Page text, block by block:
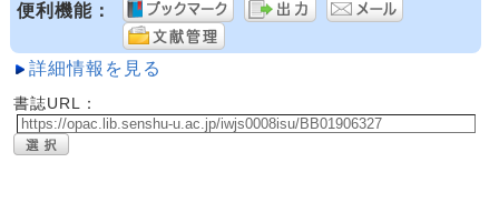
便利機能：
詳細情報を見る
書誌URL：